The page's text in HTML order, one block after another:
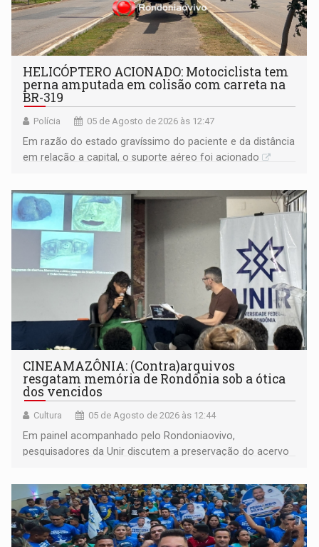
HELICÓPTERO ACIONADO: Motociclista tem
perna amputada em colisão com carreta na
BR-319
Polícia 05 de Agosto de 2026 às 12:47
Em razão do estado gravíssimo do paciente e da distância
em relação a capital, o suporte aéreo foi acionado
CINEAMAZÔNIA: (Contra)arquivos
resgatam memória de Rondônia sob a ótica
dos vencidos
Cultura 05 de Agosto de 2026 às 12:44
Em painel acompanhado pelo Rondoniaovivo,
pesquisadores da Unir discutem a preservação do acervo
memória como bússola para o futuro